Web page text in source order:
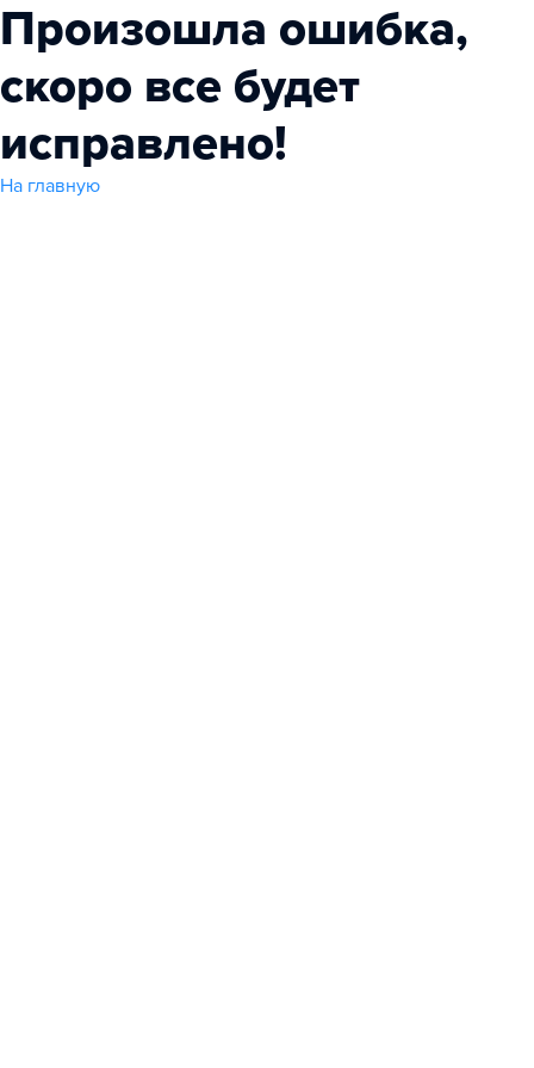
Произошла ошибка,
скоро все будет
исправлено!
На главную